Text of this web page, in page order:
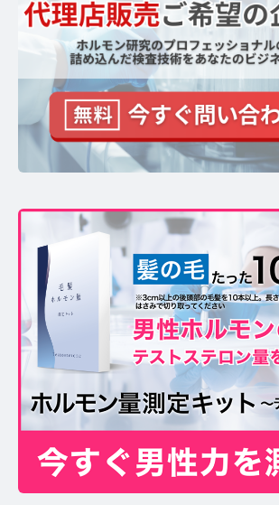
医療機関・報道関係者の方へ
【医療機関向け】毛髪検査技術の資料ダ
【一般・報道関係者向け】毛髪検査技術
ロード
ホルモン測定技術のご活用についてご案
運営者情報
お問い合わせ
プライバシーポリシー サイトマップ